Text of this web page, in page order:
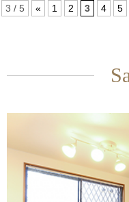
3 / 5 « 1 2 3 4 5